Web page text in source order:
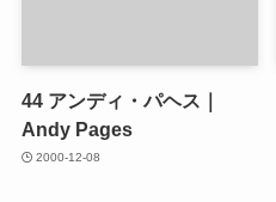
44アンディ・パヘス｜
Andy Pages
2000-12-08